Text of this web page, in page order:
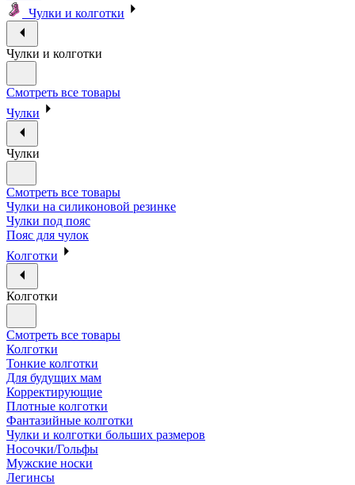
Чулки и колготки
Чулки и колготки
Смотреть все товары
Чулки
Чулки
Смотреть все товары
Чулки на силиконовой резинке
Чулки под пояс
Пояс для чулок
Колготки
Колготки
Смотреть все товары
Колготки
Тонкие колготки
Для будущих мам
Корректирующие
Плотные колготки
Фантазийные колготки
Чулки и колготки больших размеров
Носочки/Гольфы
Мужские носки
Легинсы